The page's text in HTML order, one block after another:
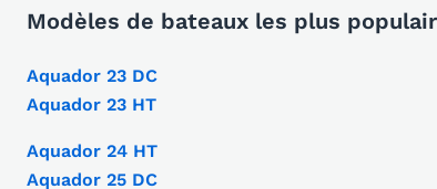
Modèles de bateaux les plus
Aquador 23 DC
Aquador 23 HT
Aquador 24 HT
Aquador 25 DC